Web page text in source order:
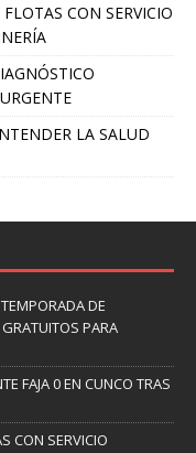
CON SERVICIO
LA SALUD
DE
PARA
FAJA 0 EN CUNCO TRAS
CON SERVICIO